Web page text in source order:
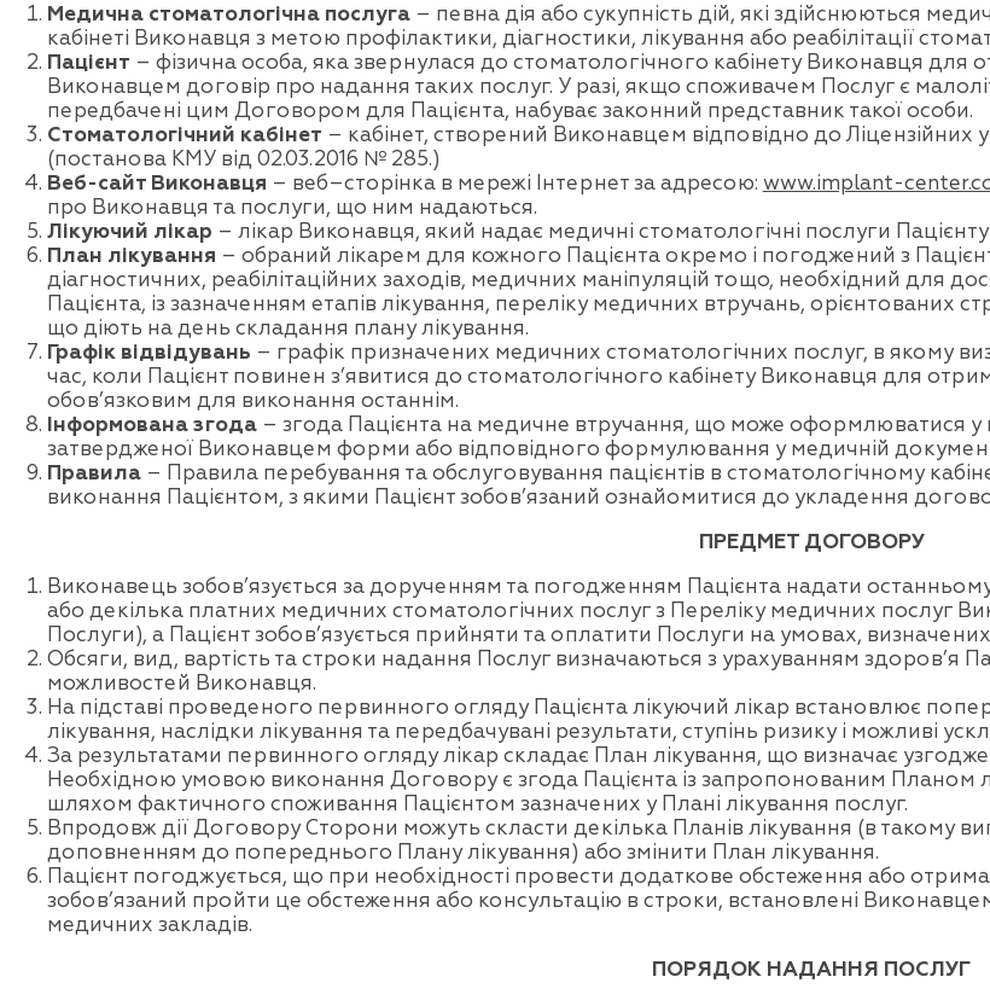
Медична стоматологічна послуга– певна дія або сукупність дій, які здійснюються
кабінеті Виконавця з метою профілактики, діагностики, лікування або реабілітації
Пацієнт – фізична особа, яка звернулася до стоматологічного кабінету Виконавця
Виконавцем договір про надання таких послуг. У разі, якщо споживачем Послуг є
передбачені цим Договором для Пацієнта, набуває законний представник такої особи.
Стоматологічний кабінет – кабінет, створений Виконавцем відповідно до
(постанова КМУ від 02.03.2016 № 285.)
Веб-сайт Виконавця – веб–сторінка в мережі Інтернет за адресою: www.implant-
про Виконавця та послуги, що ним надаються.
Лікуючий лікар – лікар Виконавця, який надає медичні стоматологічні послуги
План лікування – обраний лікарем для кожного Пацієнта окремо і погоджений з
діагностичних, реабілітаційних заходів, медичних маніпуляцій тощо, необхідний для
Пацієнта, із зазначенням етапів лікування, переліку медичних втручань, орієнтованих
що діють на день складання плану лікування.
Графік відвідувань – графік призначених медичних стоматологічних послуг, в якому
час, коли Пацієнт повинен з’явитися до стоматологічного кабінету Виконавця для
обов’язковим для виконання останнім.
Інформована згода– згода Пацієнта на медичне втручання, що може оформлюватися
затвердженої Виконавцем форми або відповідного формулювання у медичній
Правила– Правила перебування та обслуговування пацієнтів в стоматологічному
виконання Пацієнтом, з якими Пацієнт зобов’язаний ознайомитися до укладення
ПРЕДМЕТ ДОГОВОРУ
Виконавець зобов’язується за дорученням та погодженням Пацієнта надати
або декілька платних медичних стоматологічних послуг з Переліку медичних послуг
Послуги), а Пацієнт зобов’язується прийняти та оплатити Послуги на умовах,
Обсяги, вид, вартість та строки надання Послуг визначаються з урахуванням здоров’я
можливостей Виконавця.
На підставі проведеного первинного огляду Пацієнта лікуючий лікар встановлює
лікування, наслідки лікування та передбачувані результати, ступінь ризику і можливі
За результатами первинного огляду лікар складає План лікування, що визначає
Необхідною умовою виконання Договору є згода Пацієнта із запропонованим Планом
шляхом фактичного споживання Пацієнтом зазначених у Плані лікування послуг.
Впродовж дії Договору Сторони можуть скласти декілька Планів лікування (в такому
доповненням до попереднього Плану лікування) або змінити План лікування.
Пацієнт погоджується, що при необхідності провести додаткове обстеження або
зобов’язаний пройти це обстеження або консультацію в строки, встановлені
медичних закладів.
ПОРЯДОК НАДАННЯ ПОСЛУГ